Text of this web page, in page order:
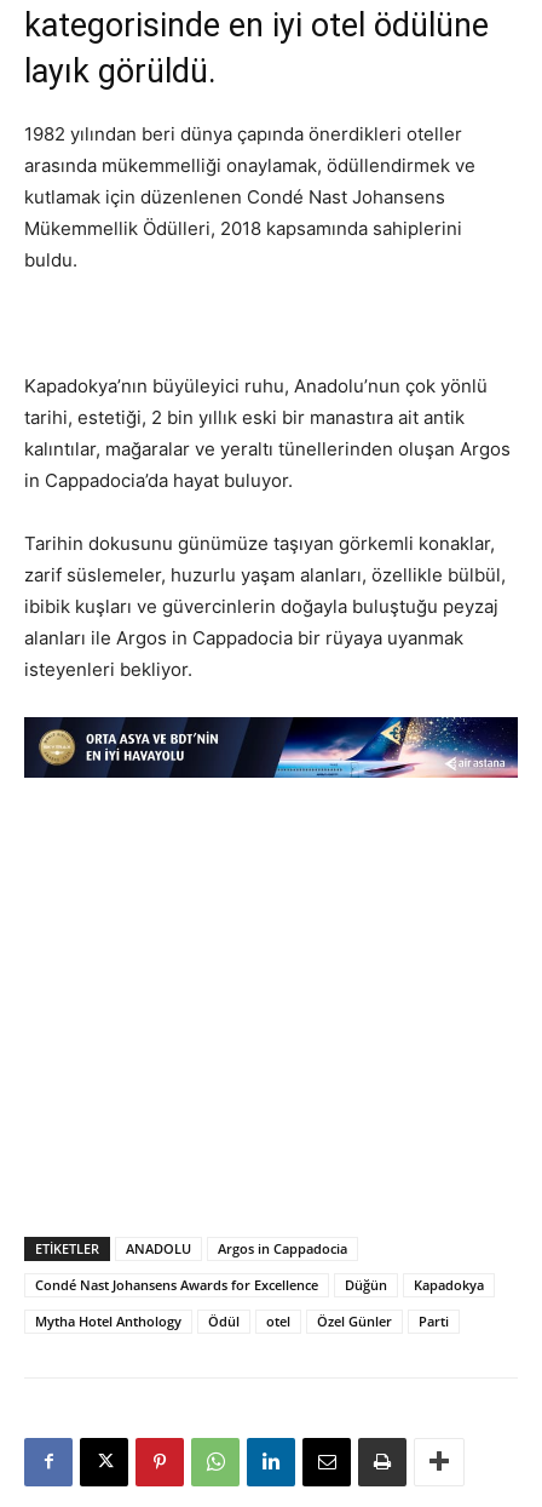
kategorisinde en iyi otel ödülüne
layık görüldü.
1982 yılından beri dünya çapında önerdikleri oteller
arasında mükemmelliği onaylamak, ödüllendirmek ve
kutlamak için düzenlenen Condé Nast Johansens
Mükemmellik Ödülleri, 2018 kapsamında sahiplerini
buldu.
Kapadokya’nın büyüleyici ruhu, Anadolu’nun çok yönlü
tarihi, estetiği, 2 bin yıllık eski bir manastıra ait antik
kalıntılar, mağaralar ve yeraltı tünellerinden oluşan Argos
in Cappadocia’da hayat buluyor.
Tarihin dokusunu günümüze taşıyan görkemli konaklar,
zarif süslemeler, huzurlu yaşam alanları, özellikle bülbül,
ibibik kuşları ve güvercinlerin doğayla buluştuğu peyzaj
alanları ile Argos in Cappadocia bir rüyaya uyanmak
isteyenleri bekliyor.
ETIKETLER ANADOLU
Argos in Cappadocia
Condé Nast Johansens Awards for Excellence
Düğün
Kapadokya
Mytha Hotel Anthology
Ödül otel Özel Günler Parti